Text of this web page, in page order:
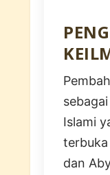
Islami
terbuka
dan